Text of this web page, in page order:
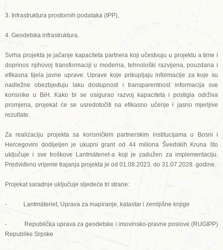
3. Infrastruktura prostornih podataka (IPP),
4. Geodetska infrastruktura.
Svrha projekta je jačanje kapaciteta partnera koji učestvuju u projektu a time i
doprinos njihovoj transformaciji u moderna, tehnološki razvijena, pouzdana i
efikasna tijela javne uprave. Uprave koje prikupljaju informacije za koje su
nadležne obezbjeđuju laku dostupnost i transparentnost informacija sve
korisnike u BiH. Kako bi se osigurao razvoj kapaciteta i postigla održiva
promjena, projekat će se usredotočiti na efikasno učenje i jasno mjerljive
rezultate.
Za realizaciju projekta sa korisničkim partnerskim institucijama u Bosni i
Hercegovini dodijeljen je ukupni grant od 44 miliona Švedskih Kruna što
uključuje i sve troškove Lantmäteriet-a koji je zadužen za implementaciju.
Predviđeno vrijeme trajanja projekta je od 01.08.2023. do 31.07.2028. godine.
Projekat saradnje uključuje sljedeće tri strane:
- Lantmäteriet, Uprava za mapiranje, katastar i zemljišne knjige
- Republička uprava za geodetske i imovinsko-pravne poslove (RUGIPP)
Republike Srpske